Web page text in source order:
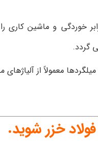
خوردگی و ماشین کاری
گردد.
معمولاً از آلیاژهای
خزر شوید.